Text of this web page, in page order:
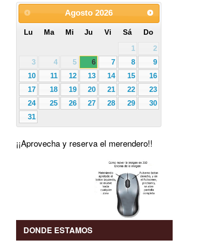
Agosto 2026
Lu Ma Mi Ju Vi Sá
Do
1
2
3
4 5 6 7 8
9
10
11 12 13 14 15
16
17
18 19 20 21 22
23
24
25 26 27 28 29
30
31
¡¡Aprovecha y reserva el merendero!!
DONDE ESTAMOS